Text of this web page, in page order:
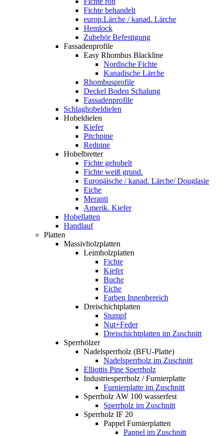
Fichte behandelt
europ.Lärche / kanad. Lärche
Hemlock
Zubehör Befestigung
Fassadenprofile
Easy Rhombus Blackline
Nordische Fichte
Kanadische Lärche
Rhombusprofile
Deckel Boden Schalung
Fassadenprofile
Schlaghobeldielen
Hobeldielen
Kiefer
Pitchpine
Redpine
Hobelbretter
Fichte gehobelt
Fichte weiß grund.
Europäische / kanad. Lärche/ Douglasie
Eiche
Meranti
Amerik. Kiefer
Hobellatten
Handlauf
Platten
Massivholzplatten
Leimholzplatten
Fichte
Kiefer
Buche
Eiche
Farben Innenbereich
Dreischichtplatten
Stumpf
Nut+Feder
Dreischichtplatten im Zuschnitt
Sperrhölzer
Nadelsperrholz (BFU-Platte)
Nadelsperrholz im Zuschnitt
Elliottis Pine Sperrholz
Industriesperrholz / Furnierplatte
Furnierplatte im Zuschnitt
Sperrholz AW 100 wasserfest
Sperrholz im Zuschnitt
Sperrholz IF 20
Pappel Furnierplatten
Pappel im Zuschnitt